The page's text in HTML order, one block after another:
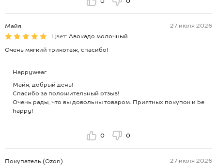
Майя
27 июля 2026
Цвет: Авокадо.молочный
Очень мягкий трикотаж, спасибо!
Happywear
Майя, добрый день!
Спасибо за положительный отзыв!
Очень рады, что вы довольны товаром. Приятных покупок и be
happy!
0 0
Покупатель (Ozon)
27 июля 2026